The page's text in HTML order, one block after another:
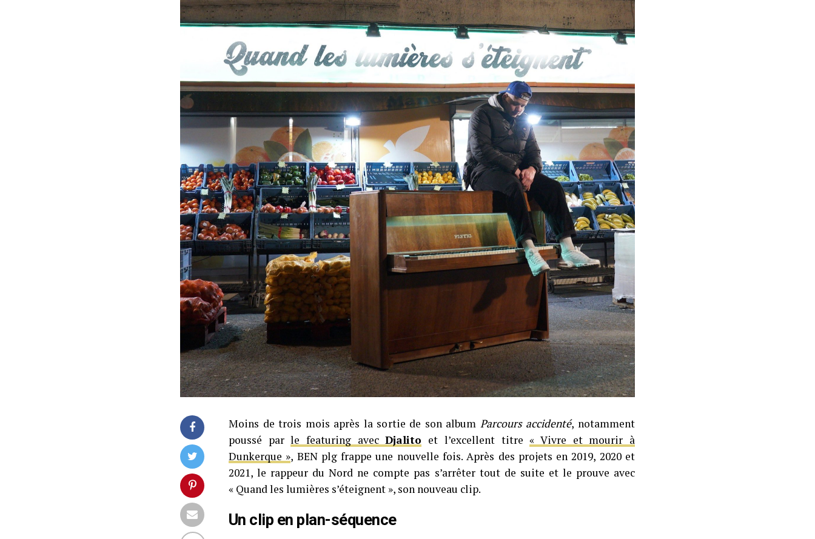
Moins de trois mois après la sortie de son album Parcours accidenté, notamment
poussé parle featuring avecDjalito et l’excellent titre« Vivre et mourir à
Dunkerque », BEN plg frappe une nouvelle fois. Après des projets en 2019, 2020 et
2021, le rappeur du Nord ne compte pas s’arrêter tout de suite et le prouve avec
« Quand les lumières s’éteignent », son nouveau clip.
Un clip en plan-séquence